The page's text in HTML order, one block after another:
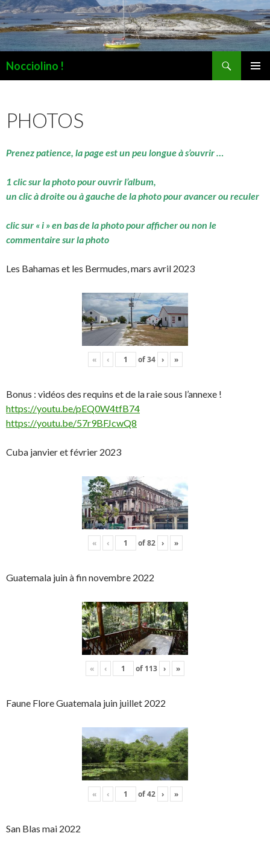
Nocciolino !
PHOTOS
Prenez patience, la page est un peu longue à s’ouvrir …
1 clic sur la photo pour ouvrir l’album,
un clic à droite ou à gauche de la photo pour avancer ou reculer
clic sur « i » en bas de la photo pour afficher ou non le
commentaire sur la photo
Les Bahamas et les Bermudes, mars avril 2023
« ‹ of34 › »
Bonus : vidéos des requins et de la raie sous l’annexe !
https://youtu.be/pEQ0W4tfB74
https://youtu.be/57r9BFJcwQ8
Cuba janvier et février 2023
« ‹ of82 › »
Guatemala juin à fin novembre 2022
« ‹ of 113 › »
Faune Flore Guatemala juin juillet 2022
« ‹ of42 › »
San Blas mai 2022